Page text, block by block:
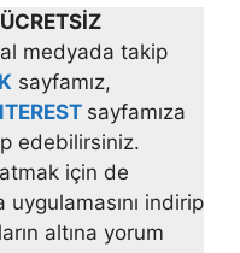
medyada takip
sayfamız,
sayfamıza
edebilirsiniz.
için de
uygulamasını indirip
altına yorum